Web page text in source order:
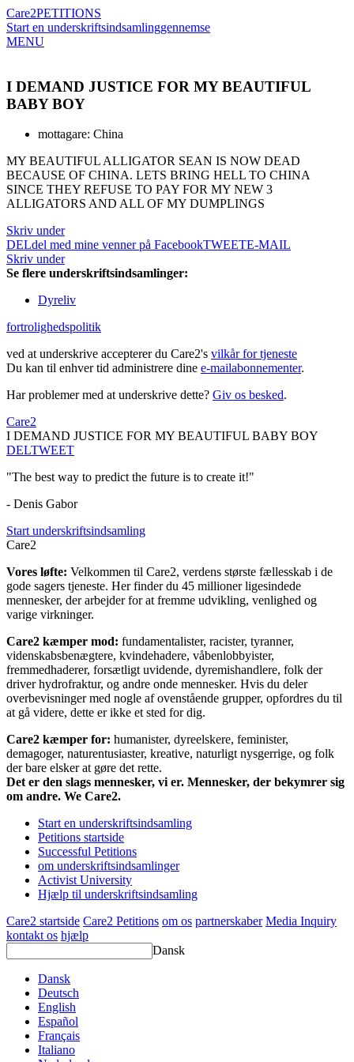
Care2PETITIONS
Start en underskriftsindsamlinggennemse
MENU
I DEMAND JUSTICE FOR MY BEAUTIFUL
BABY BOY
mottagare: China
MY BEAUTIFUL ALLIGATOR SEAN IS NOW DEAD
BECAUSE OF CHINA. LETS BRING HELL TO CHINA
SINCE THEY REFUSE TO PAY FOR MY NEW 3
ALLIGATORS AND ALL OF MY DUMPLINGS
Skriv under
DELdel med mine venner på FacebookTWEETE-MAIL
Skriv under
Se flere underskriftsindsamlinger:
Dyreliv
fortrolighedspolitik
ved at underskrive accepterer du Care2's vilkår for tjeneste
Du kan til enhver tid administrere dine e-mailabonnementer.
Har problemer med at underskrive dette? Giv os besked.
Care2
I DEMAND JUSTICE FOR MY BEAUTIFUL BABY BOY
DELTWEET
"The best way to predict the future is to create it!"
- Denis Gabor
Start underskriftsindsamling
Care2
Vores løfte: Velkommen til Care2, verdens største fællesskab i de
gode sagers tjeneste. Her finder du 45 millioner ligesindede
mennesker, der arbejder for at fremme udvikling, venlighed og
varige virkninger.
Care2 kæmper mod: fundamentalister, racister, tyranner,
videnskabsbenægtere, kvindehadere, våbenlobbyister,
fremmedhaderer, forsætligt uvidende, dyremishandlere, folk der
driver hydrofraktur, og andre onde mennesker. Hvis du deler
overbevisninger med nogle af ovenstående grupper, opfordres du til
at gå videre, dette er ikke et sted for dig.
Care2 kæmper for: humanister, dyreelskere, feminister,
demagoger, naturentusiaster, kreative, naturligt nysgerrige, og folk
der bare elsker at gøre det rette.
Det er den slags mennesker, vi er. Mennesker, der bekymrer sig
om andre. We Care2.
Start en underskriftsindsamling
Petitions startside
Successful Petitions
om underskriftsindsamlinger
Activist University
Hjælp til underskriftsindsamling
Care2 startside Care2 Petitions om os partnerskaber Media Inquiry
kontakt os hjælp
Dansk
Dansk
Deutsch
English
Español
Français
Italiano